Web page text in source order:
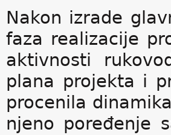
Nakon izrade
faza realizacije
aktivnosti
plana projekta i
procenila
njeno poređenje